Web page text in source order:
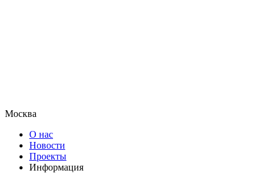
Москва
О нас
Новости
Проекты
Информация